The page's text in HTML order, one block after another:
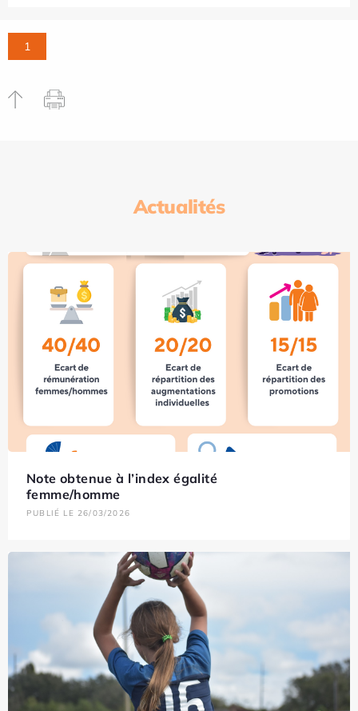
1
Actualités
Note obtenue à l’index égalité
femme/homme
PUBLIÉ LE 26/03/2026